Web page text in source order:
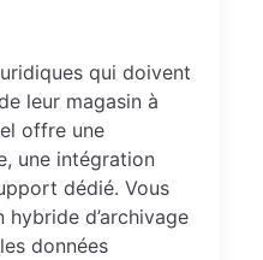
qui doivent
leur magasin à
offre une
une intégration
dédié. Vous
d’archivage
données